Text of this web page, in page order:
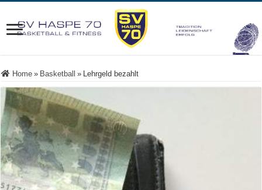
Home » Basketball » Lehrgeld bezahlt